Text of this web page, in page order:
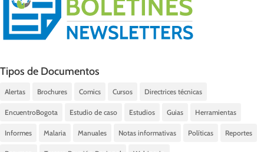
Tipos de Documentos
Alertas Brochures Comics Cursos Directrices técnicas
EncuentroBogota Estudio de caso Estudios Guias Herramientas
Informes Malaria Manuales Notas informativas Políticas Reportes